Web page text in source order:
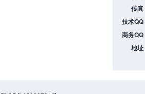
传真
技术QQ
商务QQ
地址